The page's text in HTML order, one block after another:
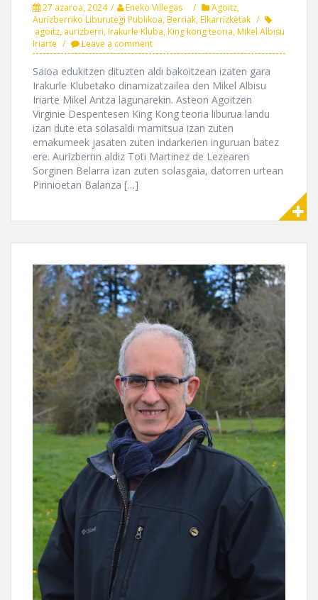
27 azaroa, 2024 Eneko Villegas Agoitz,
Aurizberriko Liburutegi Publikoa,Berriak,Elkarrizketak
agoitz, aurizberri,Irakurle Kluba,King kong teoria,Mikel Albisu
Iriarte
Leave a comment
Saioa edukitzen dituzten aldi bakoitzean izaten gara
Irakurle Klubetako dinamizatzailea den Mikel Albisu
Iriarte Mikel Antza lagunarekin. Asteon Agoitzen
Virginie Despentesen King Kong teoria liburua landu
izan dute eta solasaldi mamitsua izan zuten
emakumeek jasaten zuten indarkerien inguruan batez
ere. Aurizberrin aldiz Toti Martinez de Lezearen
Sorginen Belarra izan zuten solasgaia, datorren urtean
Pirinioetan Balanza […]